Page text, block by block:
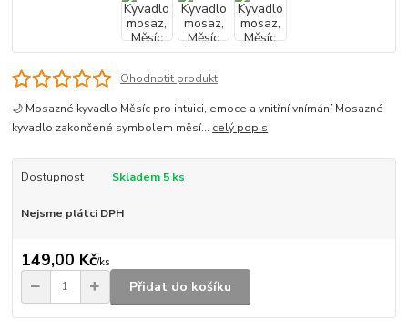
Ohodnotit produkt
🌙 Mosazné kyvadlo Měsíc pro intuici, emoce a vnitřní vnímání Mosazné
kyvadlo zakončené symbolem měsí... celý popis
Dostupnost Skladem 5 ks
Nejsme plátci DPH
149,00 Kč/ks
Přidat do košíku